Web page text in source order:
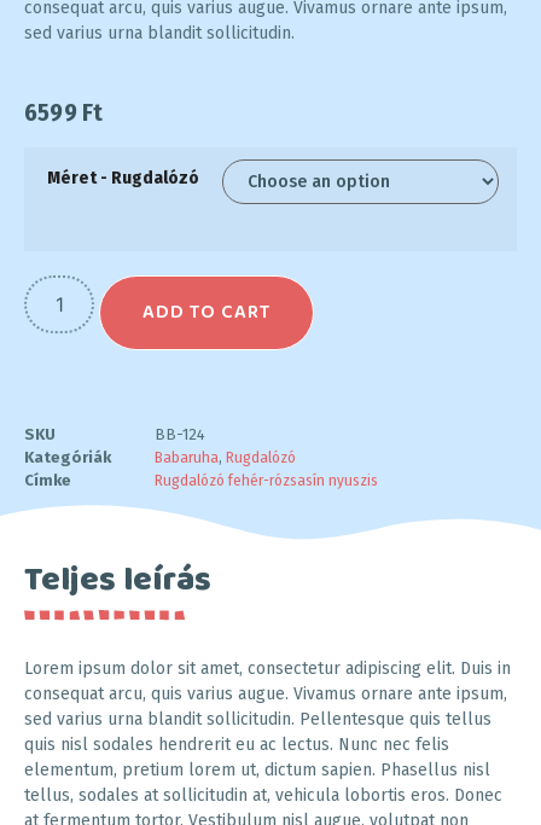
consequat arcu, quis varius augue. Vivamus ornare ante ipsum,
sed varius urna blandit sollicitudin.
6599 Ft
Méret - Rugdalózó
ADD TO CART
SKU
BB-124
Kategóriák
Babaruha, Rugdalózó
Címke
Rugdalózó fehér-rózsasín nyuszis
Teljes leírás
Lorem ipsum dolor sit amet, consectetur adipiscing elit. Duis in
consequat arcu, quis varius augue. Vivamus ornare ante ipsum,
sed varius urna blandit sollicitudin. Pellentesque quis tellus
quis nisl sodales hendrerit eu ac lectus. Nunc nec felis
elementum, pretium lorem ut, dictum sapien. Phasellus nisl
tellus, sodales at sollicitudin at, vehicula lobortis eros. Donec